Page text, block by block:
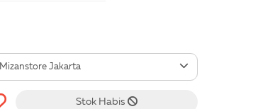
Mizanstore Jakarta
Stok Habis